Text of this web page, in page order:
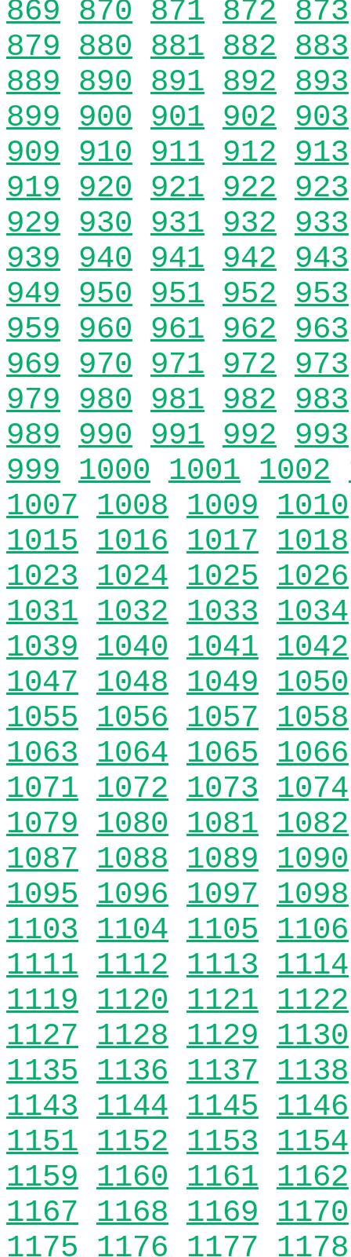
869 870 871 872 873
879 880 881 882 883
889 890 891 892 893
899 900 901 902 903
909 910 911 912 913
919 920 921 922 923
929 930 931 932 933
939 940 941 942 943
949 950 951 952 953
959 960 961 962 963
969 970 971 972 973
979 980 981 982 983
989 990 991 992 993
999 1000 1001 1002
1007 1008 1009 1010
1015 1016 1017 1018
1023 1024 1025 1026
1031 1032 1033 1034
1039 1040 1041 1042
1047 1048 1049 1050
1055 1056 1057 1058
1063 1064 1065 1066
1071 1072 1073 1074
1079 1080 1081 1082
1087 1088 1089 1090
1095 1096 1097 1098
1103 1104 1105 1106
1111 1112 1113 1114
1119 1120 1121 1122
1127 1128 1129 1130
1135 1136 1137 1138
1143 1144 1145 1146
1151 1152 1153 1154
1159 1160 1161 1162
1167 1168 1169 1170
1175 1176 1177 1178